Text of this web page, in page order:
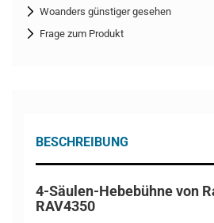
Woanders günstiger gesehen
Frage zum Produkt
BESCHREIBUNG
4-Säulen-Hebebühne von
RAV4350